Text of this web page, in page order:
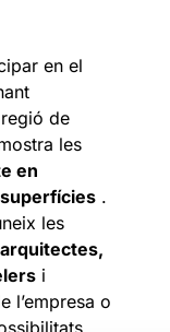
en el
de
les
en
.
les
arquitectes,
i
l’empresa o